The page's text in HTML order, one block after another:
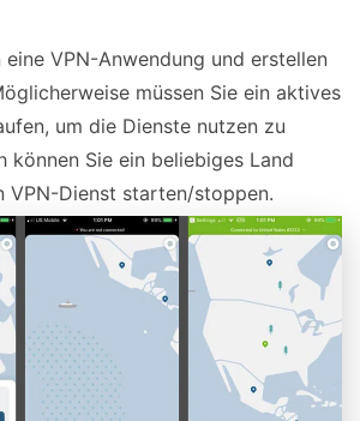
eine VPN-Anwendung und erstellen
müssen Sie ein aktives
um die Dienste nutzen zu
können Sie ein beliebiges Land
VPN-Dienst starten/stoppen.